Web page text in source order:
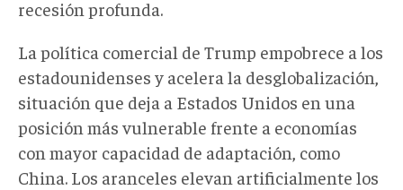
recesión profunda.
La política comercial de Trump empobrece a los
estadounidenses y acelera la desglobalización,
situación que deja a Estados Unidos en una
posición más vulnerable frente a economías
con mayor capacidad de adaptación, como
China. Los aranceles elevan artificialmente los